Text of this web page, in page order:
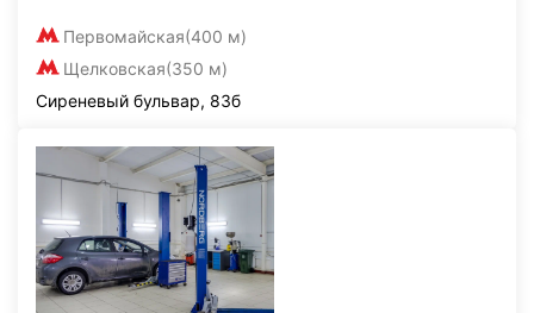
Первомайская(400 м)
Щелковская(350 м)
Сиреневый бульвар, 83б